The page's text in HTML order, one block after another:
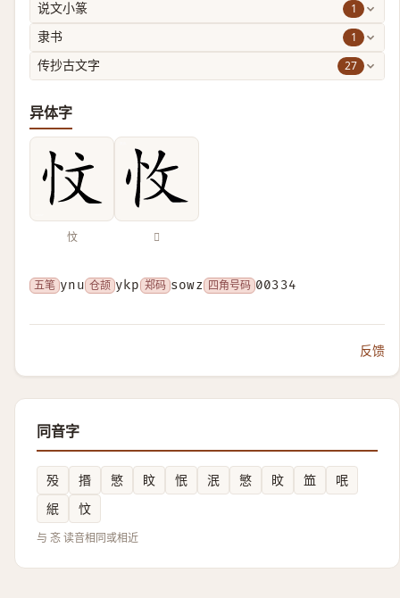
说文小篆 1
隶书 1
传抄古文字 27
异体字
忟 𢗡
五笔 ynu 仓颉 ykp 郑码 sowz 四角号码 00334
反馈
同音字
殁 㨉 慜 盿 怋 泯 慜 旼 笽
呡
䋋
忟
与 忞 读音相同或相近